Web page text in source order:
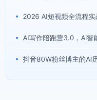
•
•
•